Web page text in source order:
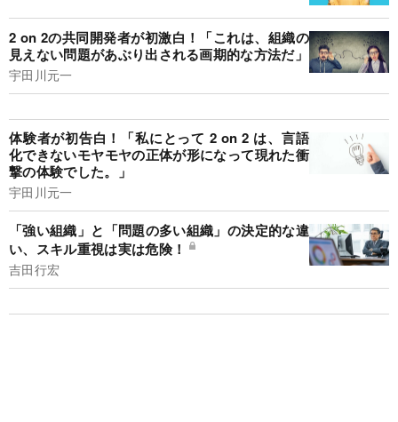
2 on 2の共同開発者が初激白！「これは、組織の
見えない問題があぶり出される画期的な方法だ」
宇田川元一
体験者が初告白！「私にとって 2 on 2 は、言語
化できないモヤモヤの正体が形になって現れた衝
撃の体験でした。」
宇田川元一
「強い組織」と「問題の多い組織」の決定的な違
い、スキル重視は実は危険！
吉田行宏